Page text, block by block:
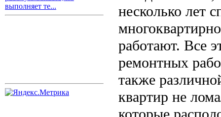
выполняет те...
несколько лет
работают. Все
ремонтных
также
квартир не